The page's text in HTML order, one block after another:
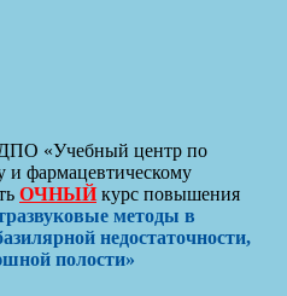
«Учебный центр по
фармацевтическому
ОЧНЫЙкурс повышения
методы в
недостаточности,
полости»